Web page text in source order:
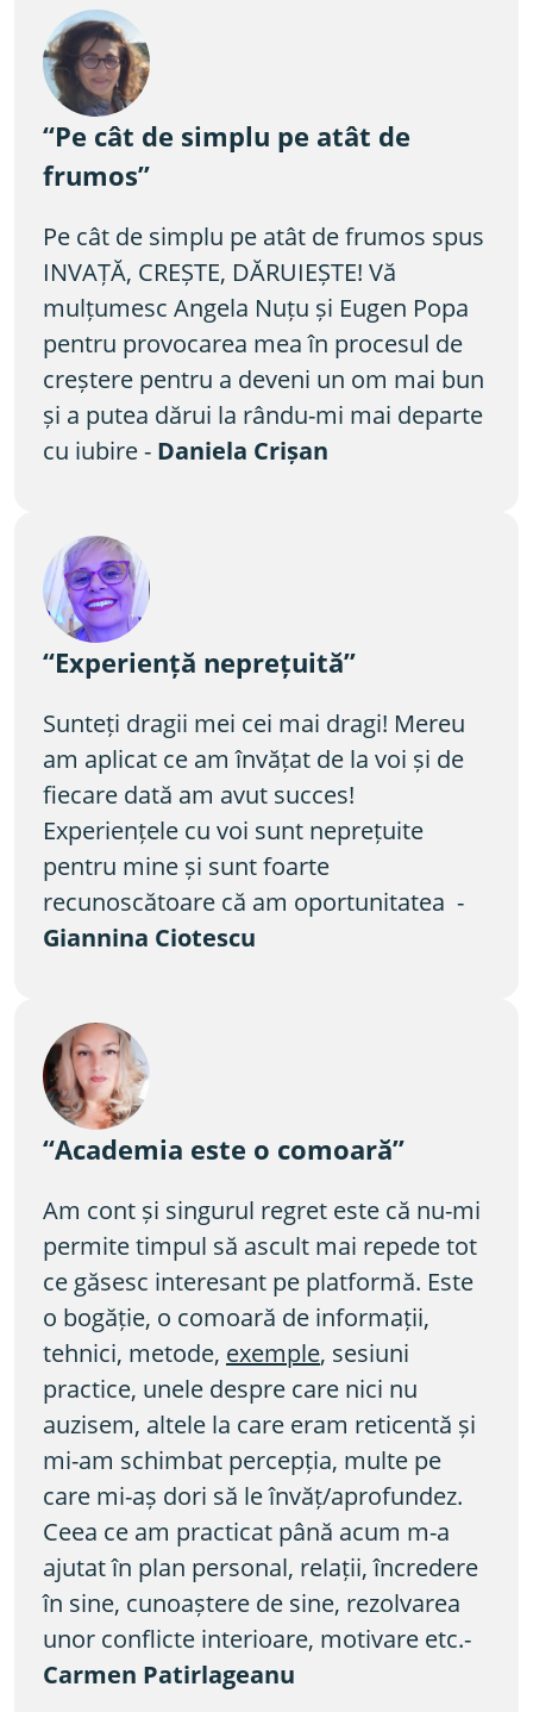
“Pe cât de simplu pe atât de
frumos”
Pe cât de simplu pe atât de frumos spus
INVAȚĂ, CREȘTE, DĂRUIEȘTE! Vă
mulțumesc Angela Nuțu și Eugen Popa
pentru provocarea mea în procesul de
creștere pentru a deveni un om mai bun
și a putea dărui la rându-mi mai departe
cu iubire - Daniela Crișan
“Experiență neprețuită”
Sunteți dragii mei cei mai dragi! Mereu
am aplicat ce am învățat de la voi și de
fiecare dată am avut succes!
Experiențele cu voi sunt neprețuite
pentru mine și sunt foarte
recunoscătoare că am oportunitatea  -
Giannina Ciotescu
“Academia este o comoară”
Am cont și singurul regret este că nu-mi
permite timpul să ascult mai repede tot
ce găsesc interesant pe platformă. Este
o bogăție, o comoară de informații,
tehnici, metode, exemple, sesiuni
practice, unele despre care nici nu
auzisem, altele la care eram reticentă și
mi-am schimbat percepția, multe pe
care mi-aș dori să le învăț/aprofundez.
Ceea ce am practicat până acum m-a
ajutat în plan personal, relații, încredere
în sine, cunoaștere de sine, rezolvarea
unor conflicte interioare, motivare etc.-
Carmen Patirlageanu